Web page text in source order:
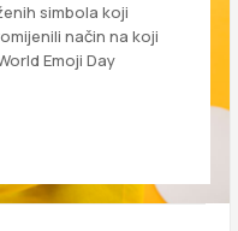
simbola koji
način na koji
Emoji Day